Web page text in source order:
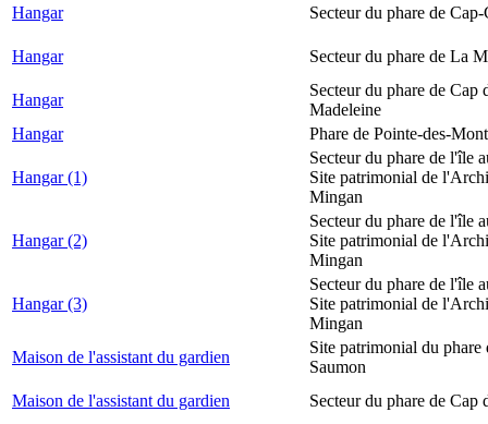
Hangar Secteur du phare de Cap-
Hangar Secteur du phare de La
Hangar
Secteur du phare de Cap
Madeleine
Hangar
Phare de Pointe-des-
Hangar (1)
Secteur du phare de l'île
Site patrimonial de
Mingan
Hangar (2)
Secteur du phare de l'île
Site patrimonial de
Mingan
Hangar (3)
Secteur du phare de l'île
Site patrimonial de
Mingan
Maison de l'assistant du gardien
Site patrimonial du phare
Saumon
Maison de l'assistant du gardien
Secteur du phare de Cap